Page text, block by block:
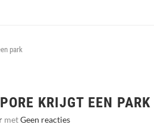
park
KRIJGT EEN PARK
metGeen reacties